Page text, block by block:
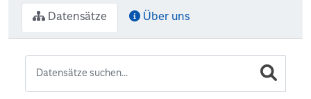
Datensätze Über uns